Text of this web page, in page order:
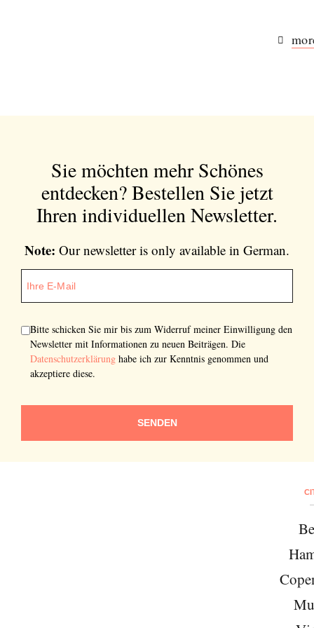
Sie möchten mehr Schönes
entdecken?Bestellen Sie jetzt
Ihren individuellen Newsletter.
Note: Our newsletter is only available in German.
Bitte schicken Sie mir bis zum Widerruf meiner Einwilligung den
Newsletter mit Informationen zu neuen Beiträgen. Die
Datenschutzerklärung habe ich zur Kenntnis genommen und
akzeptiere diese.
SENDEN
SENDEN